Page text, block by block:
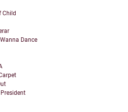
Child
Dance
President